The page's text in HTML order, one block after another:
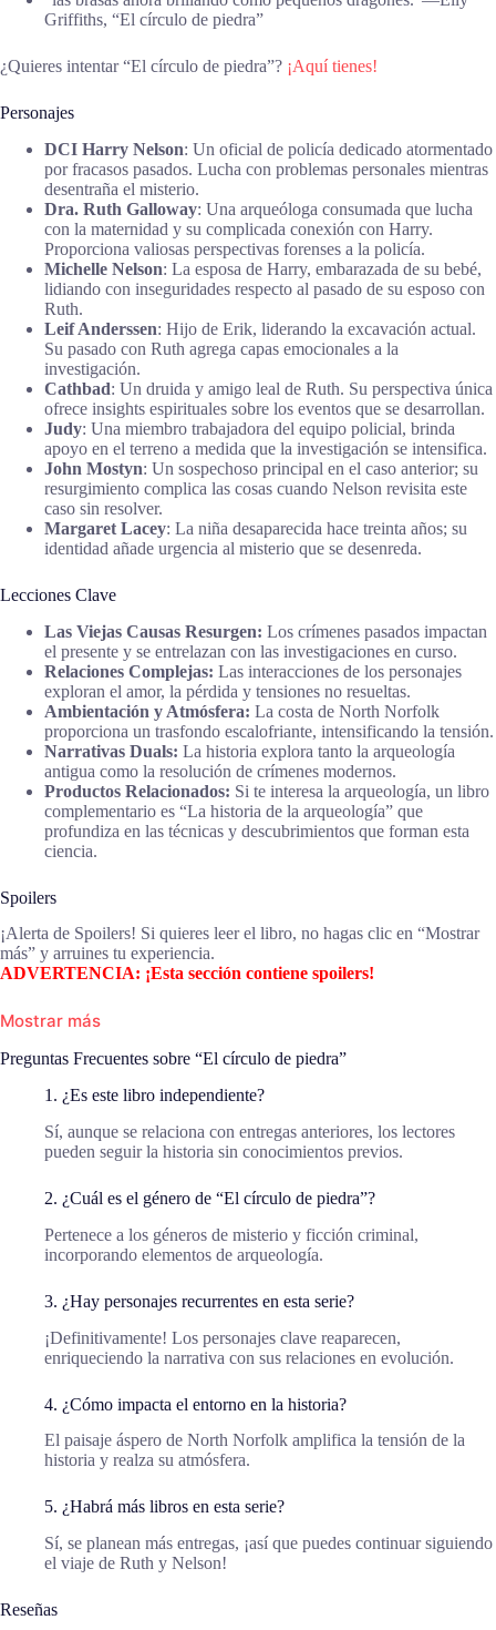
Griffiths, “El círculo de piedra”
¿Quieres intentar “El círculo de piedra”? ¡Aquí tienes!
Personajes
DCI Harry Nelson: Un oficial de policía dedicado atormentado
por fracasos pasados. Lucha con problemas personales mientras
desentraña el misterio.
Dra. Ruth Galloway: Una arqueóloga consumada que lucha
con la maternidad y su complicada conexión con Harry.
Proporciona valiosas perspectivas forenses a la policía.
Michelle Nelson: La esposa de Harry, embarazada de su bebé,
lidiando con inseguridades respecto al pasado de su esposo con
Ruth.
Leif Anderssen: Hijo de Erik, liderando la excavación actual.
Su pasado con Ruth agrega capas emocionales a la
investigación.
Cathbad: Un druida y amigo leal de Ruth. Su perspectiva única
ofrece insights espirituales sobre los eventos que se desarrollan.
Judy: Una miembro trabajadora del equipo policial, brinda
apoyo en el terreno a medida que la investigación se intensifica.
John Mostyn: Un sospechoso principal en el caso anterior; su
resurgimiento complica las cosas cuando Nelson revisita este
caso sin resolver.
Margaret Lacey: La niña desaparecida hace treinta años; su
identidad añade urgencia al misterio que se desenreda.
Lecciones Clave
Las Viejas Causas Resurgen: Los crímenes pasados impactan
el presente y se entrelazan con las investigaciones en curso.
Relaciones Complejas: Las interacciones de los personajes
exploran el amor, la pérdida y tensiones no resueltas.
Ambientación y Atmósfera: La costa de North Norfolk
proporciona un trasfondo escalofriante, intensificando la tensión.
Narrativas Duals: La historia explora tanto la arqueología
antigua como la resolución de crímenes modernos.
Productos Relacionados: Si te interesa la arqueología, un libro
complementario es “La historia de la arqueología” que
profundiza en las técnicas y descubrimientos que forman esta
ciencia.
Spoilers
¡Alerta de Spoilers! Si quieres leer el libro, no hagas clic en “Mostrar
más” y arruines tu experiencia.
ADVERTENCIA: ¡Esta sección contiene spoilers!
Mostrar más
Preguntas Frecuentes sobre “El círculo de piedra”
1. ¿Es este libro independiente?
Sí, aunque se relaciona con entregas anteriores, los lectores
pueden seguir la historia sin conocimientos previos.
2. ¿Cuál es el género de “El círculo de piedra”?
Pertenece a los géneros de misterio y ficción criminal,
incorporando elementos de arqueología.
3. ¿Hay personajes recurrentes en esta serie?
¡Definitivamente! Los personajes clave reaparecen,
enriqueciendo la narrativa con sus relaciones en evolución.
4. ¿Cómo impacta el entorno en la historia?
El paisaje áspero de North Norfolk amplifica la tensión de la
historia y realza su atmósfera.
5. ¿Habrá más libros en esta serie?
Sí, se planean más entregas, ¡así que puedes continuar siguiendo
el viaje de Ruth y Nelson!
Reseñas